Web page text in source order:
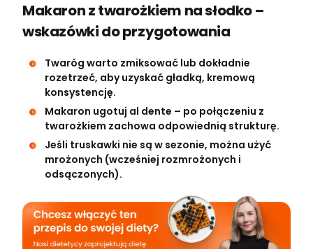
Makaron z twarożkiem na słodko –
wskazówki do przygotowania
Twaróg warto zmiksować lub dokładnie
rozetrzeć, aby uzyskać gładką, kremową
konsystencję.
Makaron ugotuj al dente – po połączeniu z
twarożkiem zachowa odpowiednią strukturę.
Jeśli truskawki nie są w sezonie, można użyć
mrożonych (wcześniej rozmrożonych i
odsączonych).